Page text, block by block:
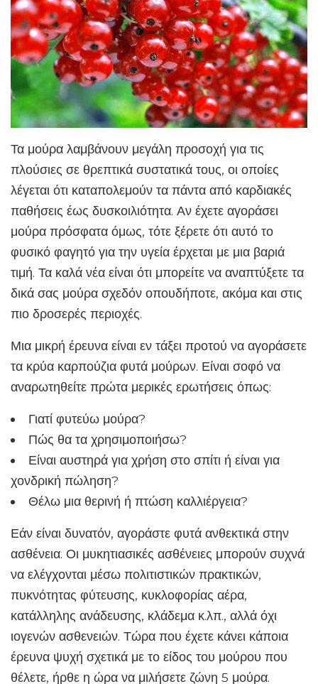
Τα μούρα λαμβάνουν μεγάλη προσοχή για τις
πλούσιες σε θρεπτικά συστατικά τους, οι οποίες
λέγεται ότι καταπολεμούν τα πάντα από καρδιακές
παθήσεις έως δυσκοιλιότητα. Αν έχετε αγοράσει
μούρα πρόσφατα όμως, τότε ξέρετε ότι αυτό το
φυσικό φαγητό για την υγεία έρχεται με μια βαριά
τιμή. Τα καλά νέα είναι ότι μπορείτε να αναπτύξετε τα
δικά σας μούρα σχεδόν οπουδήποτε, ακόμα και στις
πιο δροσερές περιοχές.
Μια μικρή έρευνα είναι εν τάξει προτού να αγοράσετε
τα κρύα καρπούζια φυτά μούρων. Είναι σοφό να
αναρωτηθείτε πρώτα μερικές ερωτήσεις όπως:
Γιατί φυτεύω μούρα?
Πώς θα τα χρησιμοποιήσω?
Είναι αυστηρά για χρήση στο σπίτι ή είναι για
χονδρική πώληση?
Θέλω μια θερινή ή πτώση καλλιέργεια?
Εάν είναι δυνατόν, αγοράστε φυτά ανθεκτικά στην
ασθένεια. Οι μυκητιασικές ασθένειες μπορούν συχνά
να ελέγχονται μέσω πολιτιστικών πρακτικών,
πυκνότητας φύτευσης, κυκλοφορίας αέρα,
κατάλληλης ανάδευσης, κλάδεμα κ.λπ., αλλά όχι
ιογενών ασθενειών. Τώρα που έχετε κάνει κάποια
έρευνα ψυχή σχετικά με το είδος του μούρου που
θέλετε, ήρθε η ώρα να μιλήσετε ζώνη 5 μούρα.